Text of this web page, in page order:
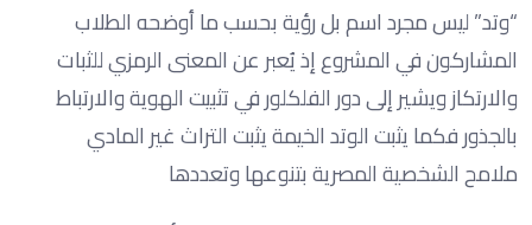
“وتد” ليس مجرد اسم بل رؤية بحسب ما أوضحه الطلاب
المشاركون في المشروع إذ يُعبر عن المعنى الرمزي للثبات
والارتكاز ويشير إلى دور الفلكلور في تثبيت الهوية والارتباط
بالجذور فكما يثبت الوتد الخيمة يثبت التراث غير المادي
ملامح الشخصية المصرية بتنوعها وتعددها